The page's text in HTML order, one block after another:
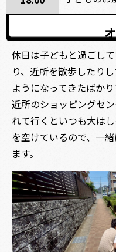
休日は子どもと過ごし
り、近所を散歩したり
ようになってきたばか
近所のショッピングセ
れて行くといつも大は
を空けているので、一
ます。